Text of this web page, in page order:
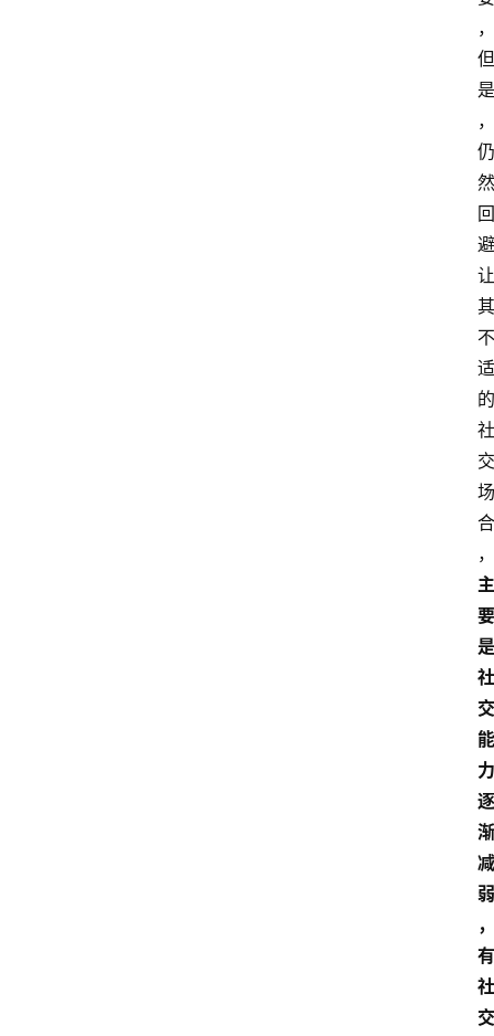
，
但
是
，
仍
然
回
避
让
其
不
适
的
社
交
场
合
，
主
要
是
社
交
能
力
逐
渐
减
弱
，
有
社
交